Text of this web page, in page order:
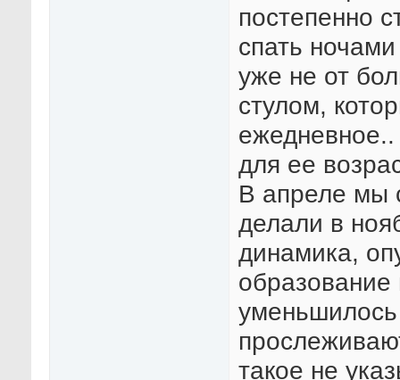
постепенно
спать
уже не от
стулом,
для ее
В апреле мы
делали в
динамика,
такое не